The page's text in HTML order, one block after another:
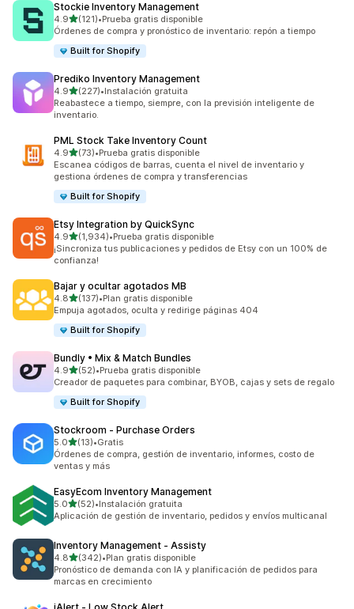
Stockie Inventory Management
4.9de 5 estrellas
(121)
121 reseñas en total
•Prueba gratis disponible
Órdenes de compra y pronóstico de inventario: repón a tiempo
Built for Shopify
Prediko Inventory Management
4.9de 5 estrellas
(227)
227 reseñas en total
•Instalación gratuita
Reabastece a tiempo, siempre, con la previsión inteligente de
inventario.
PML Stock Take Inventory Count
4.9de 5 estrellas
(73)
73 reseñas en total
•Prueba gratis disponible
Escanea códigos de barras, cuenta el nivel de inventario y
gestiona órdenes de compra y transferencias
Built for Shopify
Etsy Integration by QuickSync
4.9de 5 estrellas
(1,934)
1934 reseñas en total
•Prueba gratis disponible
¡Sincroniza tus publicaciones y pedidos de Etsy con un 100% de
confianza!
Bajar y ocultar agotados MB
4.8de 5 estrellas
(137)
137 reseñas en total
•Plan gratis disponible
Empuja agotados, oculta y redirige páginas 404
Built for Shopify
Bundly • Mix & Match Bundles
4.9de 5 estrellas
(52)
52 reseñas en total
•Prueba gratis disponible
Creador de paquetes para combinar, BYOB, cajas y sets de regalo
Built for Shopify
Stockroom ‑ Purchase Orders
5.0de 5 estrellas
(13)
13 reseñas en total
•Gratis
Órdenes de compra, gestión de inventario, informes, costo de
ventas y más
EasyEcom Inventory Management
5.0de 5 estrellas
(52)
52 reseñas en total
•Instalación gratuita
Aplicación de gestión de inventario, pedidos y envíos multicanal
Inventory Management ‑ Assisty
4.8de 5 estrellas
(342)
342 reseñas en total
•Plan gratis disponible
Pronóstico de demanda con IA y planificación de pedidos para
marcas en crecimiento